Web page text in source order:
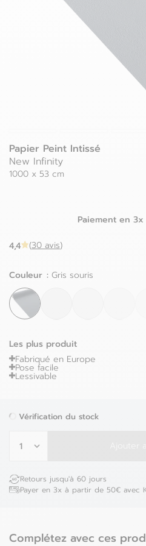
Papier Peint Intissé
New Infinity
1000 x 53 cm
Paiement en 3x
4,4 (30 avis)
Couleur : Gris souris
Les plus produit
Fabriqué en Europe
Pose facile
Lessivable
Vérification du stock
Retours jusqu'à 60 jours
Payer en 3x à partir de 50€ avec
Complétez avec ces
Grèce